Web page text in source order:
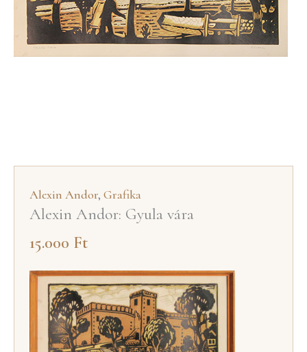
Alexin Andor, Grafika
Alexin Andor: Gyula vára
15.000 Ft